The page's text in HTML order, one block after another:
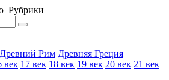
Рубрики
Древний Рим Древняя Греция
век 17 век 18 век 19 век 20 век 21 век